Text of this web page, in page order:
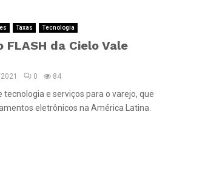
Taxas Tecnologia
FLASH da Cielo Vale
0 84
tecnologia e serviços para o varejo, que
eletrônicos na América Latina.